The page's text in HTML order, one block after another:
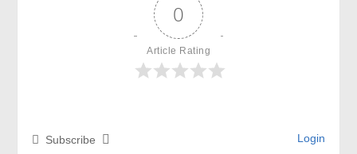
0
Article Rating
Subscribe Login